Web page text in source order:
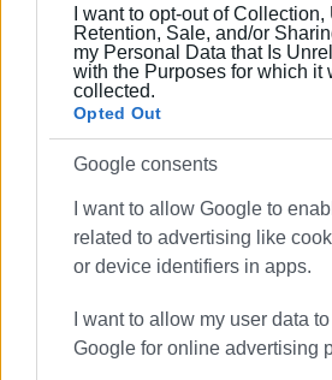
I want to opt-out of Collection,
Retention, Sale, and/or
my Personal Data that Is
with the Purposes for which it
collected.
Opted Out
Google consents
I want to allow Google to
related to advertising like
or device identifiers in apps.
I want to allow my user data
Google for online advertising
Οι σημερινοί ή οι αυριανοί γονείς
“εκπαιδευμένοι” και υποψιασμένοι
πραγματικά κοντά στα παιδιά